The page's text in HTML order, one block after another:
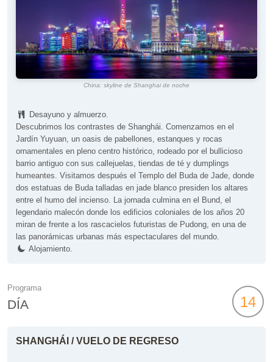
China: skyline de Shanghai de noche
Desayuno y almuerzo.
Descubrimos los contrastes de Shanghái. Comenzamos en el
Jardín Yuyuan, un oasis de pabellones, estanques y rocas
ornamentales en pleno centro histórico, rodeado por el bullicioso
barrio antiguo con sus callejuelas, tiendas de té y dumplings
humeantes. Visitamos después el Templo del Buda de Jade, donde
dos estatuas de Buda talladas en jade blanco presiden los altares
entre el humo del incienso. La jornada culmina en el Bund, el
legendario malecón donde los edificios coloniales de los años 20
miran de frente a los rascacielos futuristas de Pudong, en una de
las panorámicas urbanas más espectaculares del mundo.
Alojamiento.
Programa
DÍA 14
SHANGHÁI / VUELO DE REGRESO